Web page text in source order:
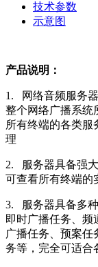
技术参数
示意图
产品说明：
1. 网络音频服务
整个网络广播系统
所有终端的各类服
理
2. 服务器具备强
可查看所有终端的
3. 服务器具备多种
即时广播任务、频
广播任务、预案任
务等，完全可适合